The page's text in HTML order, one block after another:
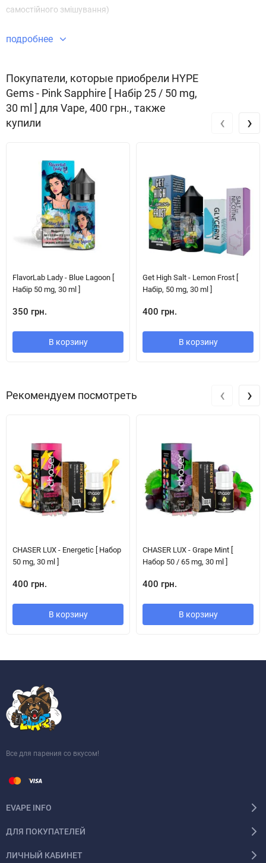
самостійного змішування)
подробнее
Покупатели, которые приобрели HYPE
Gems - Pink Sapphire [ Набір 25 / 50 mg,
30 ml ] для Vape, 400 грн., также
купили
FlavorLab Lady - Blue Lagoon [
Набір 50 mg, 30 ml ]
350 грн.
В корзину
Get High Salt - Lemon Frost [
Набір, 50 mg, 30 ml ]
400 грн.
В корзину
‹ ›
Рекомендуем посмотреть
CHASER LUX - Energetic [ Набор
50 mg, 30 ml ]
400 грн.
В корзину
CHASER LUX - Grape Mint [
Набор 50 / 65 mg, 30 ml ]
400 грн.
В корзину
‹ ›
Все для парения со вкусом!
EVAPE INFO
ДЛЯ ПОКУПАТЕЛЕЙ
ЛИЧНЫЙ КАБИНЕТ